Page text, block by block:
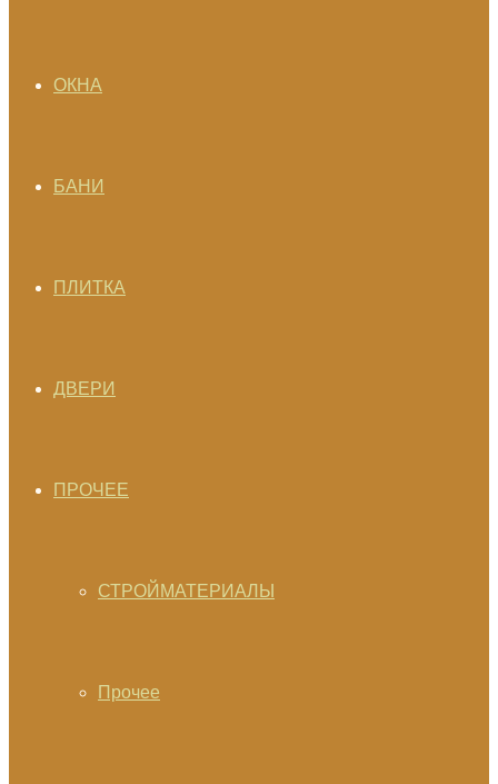
ОКНА
БАНИ
ПЛИТКА
ДВЕРИ
ПРОЧЕЕ
СТРОЙМАТЕРИАЛЫ
Прочее